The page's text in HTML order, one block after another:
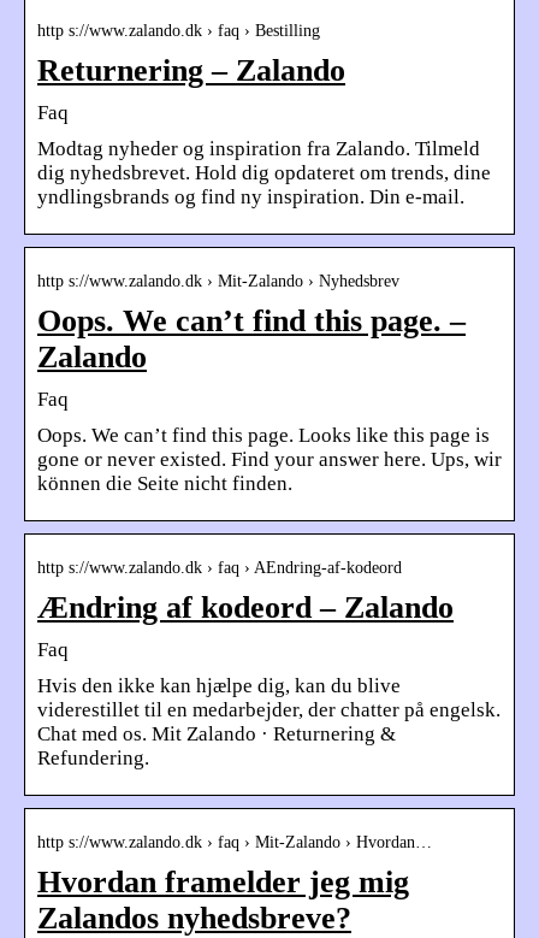
http s://www.zalando.dk › faq › Bestilling
Returnering – Zalando
Faq
Modtag nyheder og inspiration fra Zalando. Tilmeld
dig nyhedsbrevet. Hold dig opdateret om trends, dine
yndlingsbrands og find ny inspiration. Din e-mail.
http s://www.zalando.dk › Mit-Zalando › Nyhedsbrev
Oops. We can’t find this page. –
Zalando
Faq
Oops. We can’t find this page. Looks like this page is
gone or never existed. Find your answer here. Ups, wir
können die Seite nicht finden.
http s://www.zalando.dk › faq › AEndring-af-kodeord
Ændring af kodeord – Zalando
Faq
Hvis den ikke kan hjælpe dig, kan du blive
viderestillet til en medarbejder, der chatter på engelsk.
Chat med os. Mit Zalando · Returnering &
Refundering.
http s://www.zalando.dk › faq › Mit-Zalando › Hvordan…
Hvordan framelder jeg mig
Zalandos nyhedsbreve?